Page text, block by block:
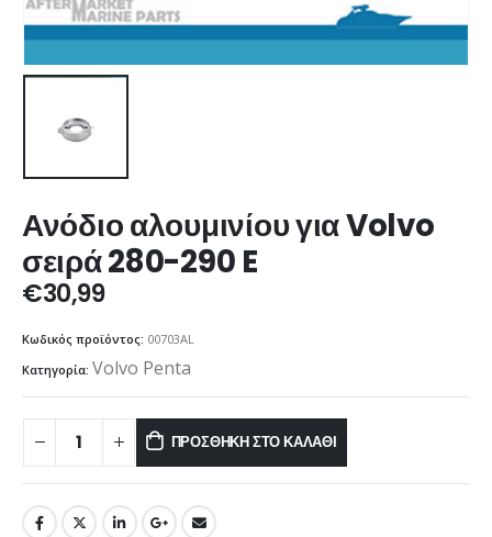
Ανόδιο αλουμινίου για Volvo
σειρά 280-290 E
€30,99
Κωδικός προϊόντος: 00703AL
Κατηγορία: Volvo Penta
ΠΡΟΣΘΉΚΗ ΣΤΟ ΚΑΛΆΘΙ